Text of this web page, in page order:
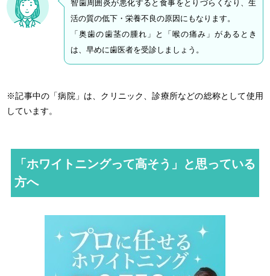
智歯周囲炎が悪化すると食事をとりづらくなり、生
活の質の低下・栄養不良の原因にもなります。
「奥歯の歯茎の腫れ」と「喉の痛み」があるとき
は、早めに歯医者を受診しましょう。
※記事中の「病院」は、クリニック、診療所などの総称として使用
しています。
「ホワイトニングって高そう」と思っている
方へ